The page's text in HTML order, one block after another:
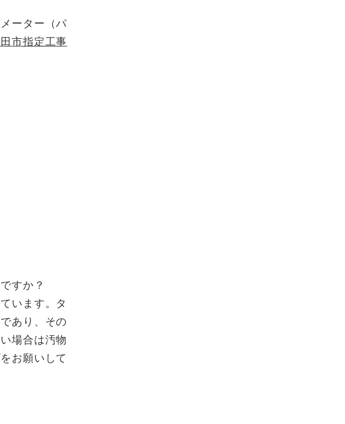
ーター（パ
田市指定工事
すか？
います。タ
あり、その
場合は汚物
お願いして